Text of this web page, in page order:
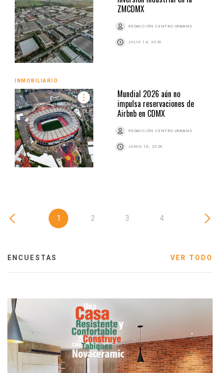
ZMCDMX
REDACCIÓN CENTRO URBANO
JULIO 14, 2026
INMOBILIARIO
Mundial 2026 aún no
impulsa reservaciones de
Airbnb en CDMX
REDACCIÓN CENTRO URBANO
JUNIO 16, 2026
1 2 3 4
ENCUESTAS VER TODO